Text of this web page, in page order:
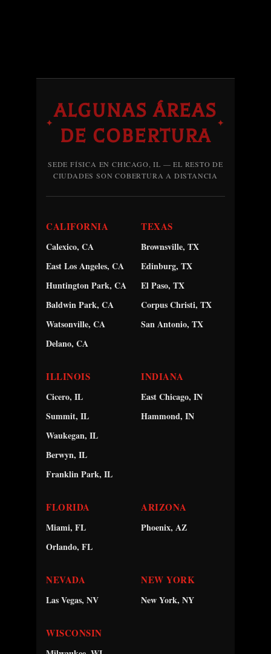
✦
ALGUNAS ÁREAS
DE COBERTURA
✦
SEDE FÍSICA EN CHICAGO, IL — EL RESTO DE
CIUDADES SON COBERTURA A DISTANCIA
CALIFORNIA
Calexico, CA
East Los Angeles, CA
Huntington Park, CA
Baldwin Park, CA
Watsonville, CA
Delano, CA
TEXAS
Brownsville, TX
Edinburg, TX
El Paso, TX
Corpus Christi, TX
San Antonio, TX
ILLINOIS
Cicero, IL
Summit, IL
Waukegan, IL
Berwyn, IL
Franklin Park, IL
INDIANA
East Chicago, IN
Hammond, IN
FLORIDA
Miami, FL
Orlando, FL
ARIZONA
Phoenix, AZ
NEVADA
Las Vegas, NV
NEW YORK
New York, NY
WISCONSIN